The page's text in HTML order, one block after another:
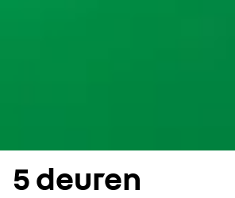
5 deuren